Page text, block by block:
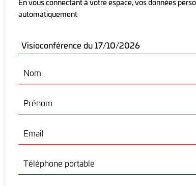
En vous connectant à votre espace, vos données
automatiquement
Nom
Prénom
Email
Téléphone portable